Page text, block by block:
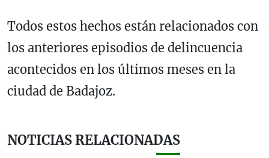
Todos estos hechos están relacionados con
los anteriores episodios de delincuencia
acontecidos en los últimos meses en la
ciudad de Badajoz.
NOTICIAS RELACIONADAS